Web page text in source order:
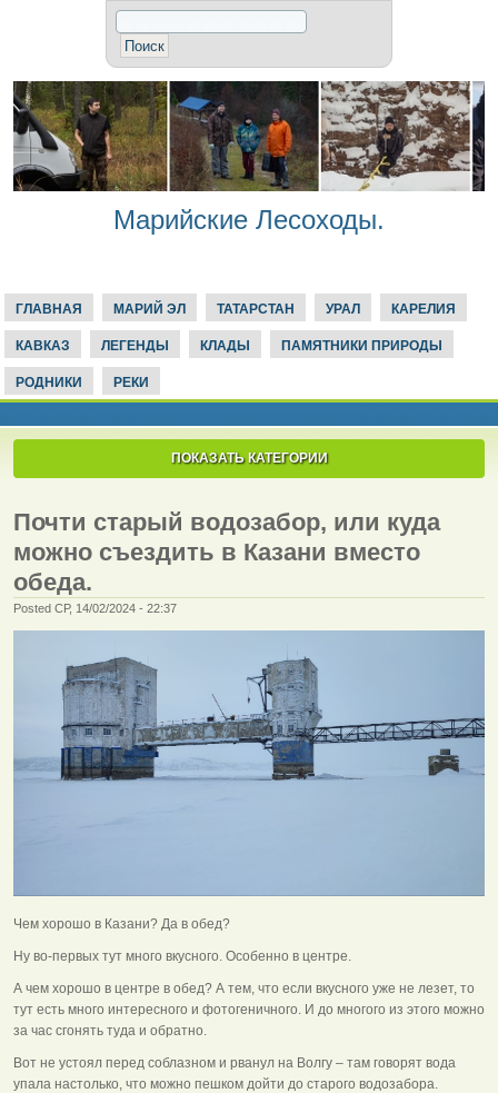
Марийские Лесоходы.
ГЛАВНАЯ МАРИЙ ЭЛ ТАТАРСТАН УРАЛ КАРЕЛИЯ
КАВКАЗ ЛЕГЕНДЫ КЛАДЫ ПАМЯТНИКИ ПРИРОДЫ
РОДНИКИ РЕКИ
ПОКАЗАТЬ КАТЕГОРИИ
Почти старый водозабор, или куда
можно съездить в Казани вместо
обеда.
Posted СР, 14/02/2024 - 22:37
Чем хорошо в Казани? Да в обед?
Ну во-первых тут много вкусного. Особенно в центре.
А чем хорошо в центре в обед? А тем, что если вкусного уже не лезет, то
тут есть много интересного и фотогеничного. И до многого из этого можно
за час сгонять туда и обратно.
Вот не устоял перед соблазном и рванул на Волгу – там говорят вода
упала настолько, что можно пешком дойти до старого водозабора.